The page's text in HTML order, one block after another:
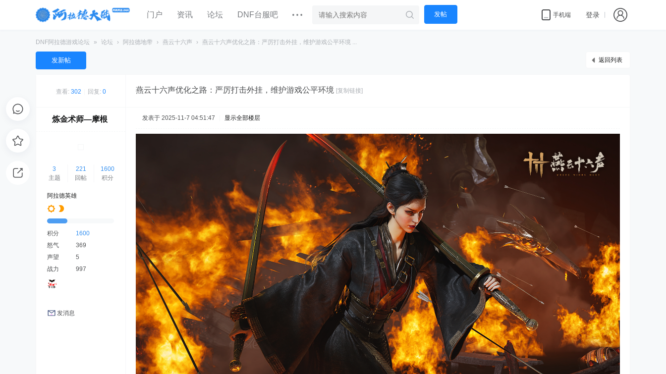
门户 资讯 论坛 DNF台服吧 发帖 手机端 登录
DNF阿拉德游戏论坛 » 论坛 › 阿拉德地带 › 燕云十六声 › 燕云十六声优化之路：严厉打击外挂，维护游戏公平环境 ...
返回列表
发新帖
查看: 302 回复: 0 燕云十六声优化之路：严厉打击外挂，维护游戏公平环境 [复制链接]
炼金术师—摩根
3
主题
221
回帖
1600
积分
阿拉德英雄
积分
1600
怒气
369
声望
5
战力
997
发消息
发表于 2025-11-7 04:51:47 显示全部楼层